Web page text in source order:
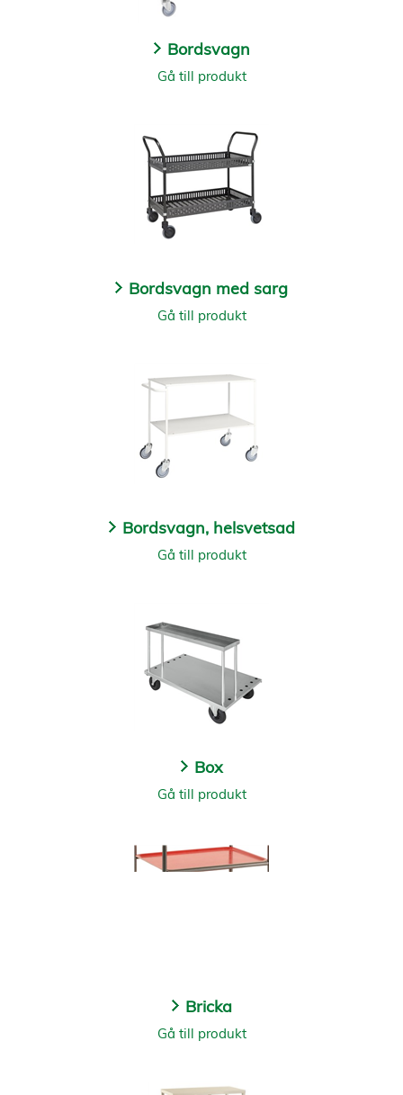
Bordsvagn
Gå till produkt
Bordsvagn med sarg
Gå till produkt
Bordsvagn, helsvetsad
Gå till produkt
Box
Gå till produkt
Bricka
Gå till produkt